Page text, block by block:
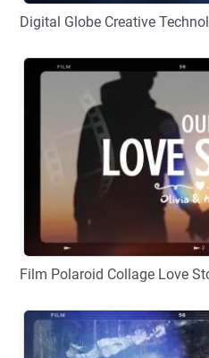
プレビュー
プレビュー